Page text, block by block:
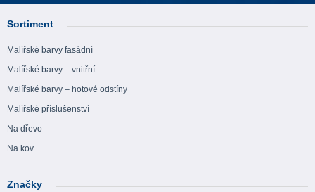
Sortiment
Malířské barvy fasádní
Malířské barvy – vnitřní
Malířské barvy – hotové odstíny
Malířské příslušenství
Na dřevo
Na kov
Značky